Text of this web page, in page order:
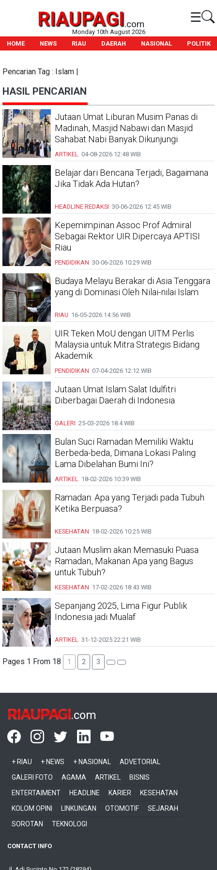
RIAUPAGI.com ☰
Monday 10th August 2026
HOME
NEWS RIAU DAERAH NASIONAL POLITIK
Pencarian Tag : Islam |
HASIL PENCARIAN
Jutaan Umat Liburan Musim Panas di
Madinah, Masjid Nabawi dan Masjid
Sahabat Nabi Banyak Dikunjungi
ARTIKEL 04-08-2026 12:48 WIB
Belajar dari Bencana Terjadi, Bagaimana
Jika Tidak Ada Hutan?
HEADLINE REDAKSI 30-06-2026 12:45 WIB
Kepemimpinan Assoc Prof Admiral
Sebagai Rektor UIR Dipercaya APTISI
Riau
PENDIDIKAN 30-06-2026 10:29 WIB
Budaya Melayu Berakar di Asia Tenggara
yang di Dominasi Oleh Nilai-nilai Islam
RIAU 16-05-2026 14:56 WIB
UIR Teken MoU dengan UITM Perlis
Malaysia untuk Mitra Strategis Bidang
Akademik
PENDIDIKAN 07-04-2026 12:12 WIB
Jutaan Umat Islam Salat Idulfitri
Diberbagai Daerah di Indonesia
GALERI 25-03-2026 18:4 WIB
Bulan Suci Ramadan Memiliki Waktu
Berbeda-beda, Dimana Lokasi Paling
Lama Dibelahan Bumi Ini?
ARTIKEL 18-02-2026 10:39 WIB
Ramadan: Apa yang Terjadi pada Tubuh
Ketika Berpuasa?
KESEHATAN 18-02-2026 10:25 WIB
Jutaan Muslim akan Memasuki Puasa
Ramadan, Makanan Apa yang Bagus
untuk Tubuh?
KESEHATAN 17-02-2026 18:43 WIB
Sepanjang 2025, Lima Figur Publik
Indonesia jadi Mualaf
ARTIKEL 31-12-2025 22:21 WIB
Pages 1 From 18 1 2 3
RIAUPAGI.com
+ RIAU + NEWS + NASIONAL
ADVETORIAL
GALERI FOTO
AGAMA ARTIKEL
BISNIS
ENTERTAIMENT
HEADLINE KARIER
KESEHATAN
KOLOM OPINI
LINKUNGAN OTOMOTIF
SEJARAH
SOROTAN
TEKNOLOGI
CONTACT INFO